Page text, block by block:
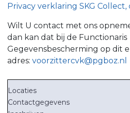
Privacy verklaring SKG
Wilt U contact met ons
dan kan dat bij de Functionaris
Gegevensbescherming op dit
adres: voorzittercvk@pgboz.nl
Locaties
Contactgegevens